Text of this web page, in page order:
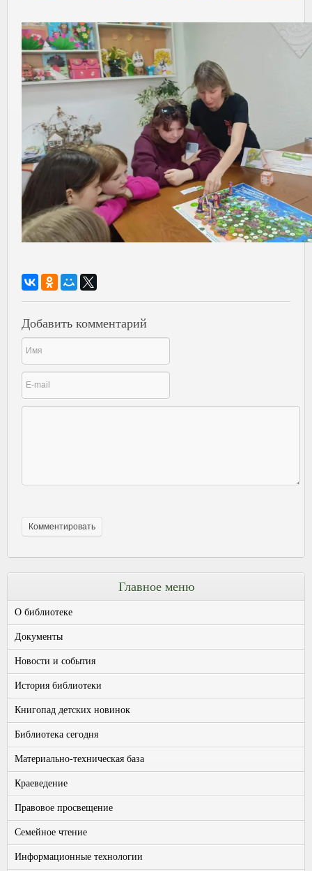
Добавить комментарий
Главное меню
О библиотеке
Документы
Новости и события
История библиотеки
Книгопад детских новинок
Библиотека сегодня
Материально-техническая база
Краеведение
Правовое просвещение
Семейное чтение
Информационные технологии